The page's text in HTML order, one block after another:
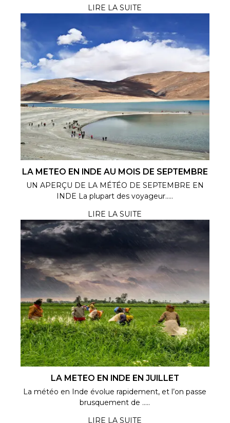
LIRE LA SUITE
LA METEO EN INDE AU MOIS DE SEPTEMBRE
UN APERÇU DE LA MÉTÉO DE SEPTEMBRE EN
INDE La plupart des voyageur.....
LIRE LA SUITE
LA METEO EN INDE EN JUILLET
La météo en Inde évolue rapidement, et l’on passe
brusquement de .....
LIRE LA SUITE